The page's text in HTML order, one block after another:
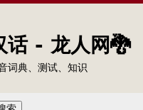
话 - 龙人网🐉
词典、测试、知识